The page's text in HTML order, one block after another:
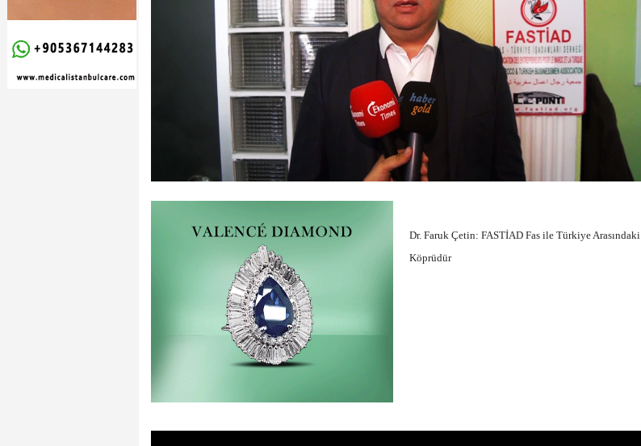
Dr. Faruk Çetin: FASTİAD Fas ile Türkiye Arasındaki
Köprüdür